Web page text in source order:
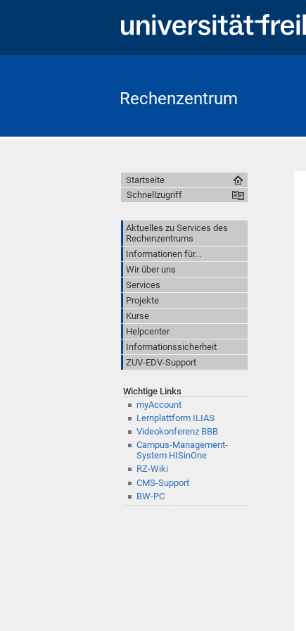
Rechenzentrum
Startseite
Schnellzugriff
Aktuelles zu Services des
Rechenzentrums
Informationen für...
Wir über uns
Services
Projekte
Kurse
Helpcenter
Informationssicherheit
ZUV-EDV-Support
Wichtige Links
myAccount
Lernplattform ILIAS
Videokonferenz BBB
Campus-Management-
System HISinOne
RZ-Wiki
CMS-Support
BW-PC